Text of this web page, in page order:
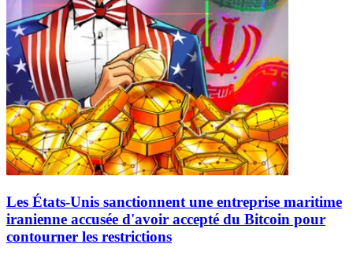
Les États-Unis sanctionnent une entreprise maritime
iranienne accusée d'avoir accepté du Bitcoin pour
contourner les restrictions